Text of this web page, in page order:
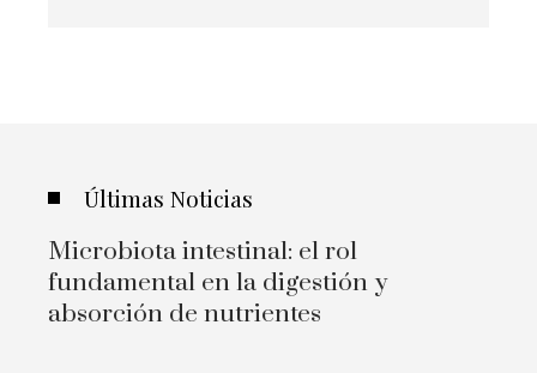
Últimas Noticias
Microbiota intestinal: el rol
fundamental en la digestión y
absorción de nutrientes